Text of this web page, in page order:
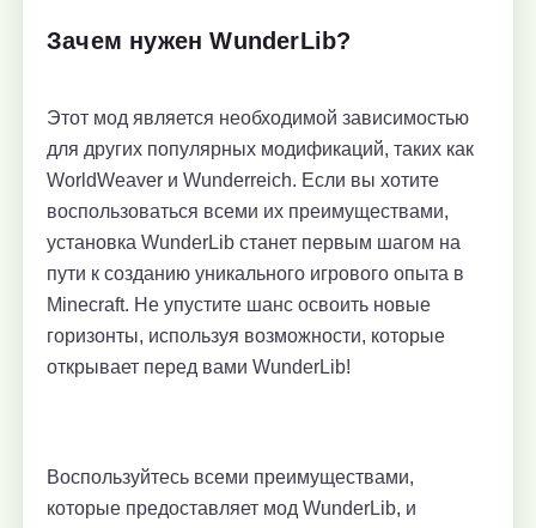
Зачем нужен WunderLib?
Этот мод является необходимой зависимостью
для других популярных модификаций, таких как
WorldWeaver и Wunderreich. Если вы хотите
воспользоваться всеми их преимуществами,
установка WunderLib станет первым шагом на
пути к созданию уникального игрового опыта в
Minecraft. Не упустите шанс освоить новые
горизонты, используя возможности, которые
открывает перед вами WunderLib!
Воспользуйтесь всеми преимуществами,
которые предоставляет мод WunderLib, и